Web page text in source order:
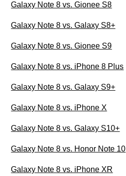
Galaxy Note 8 vs. Gionee S8
Galaxy Note 8 vs. Galaxy S8+
Galaxy Note 8 vs. Gionee S9
Galaxy Note 8 vs. iPhone 8 Plus
Galaxy Note 8 vs. Galaxy S9+
Galaxy Note 8 vs. iPhone X
Galaxy Note 8 vs. Galaxy S10+
Galaxy Note 8 vs. Honor Note 10
Galaxy Note 8 vs. iPhone XR